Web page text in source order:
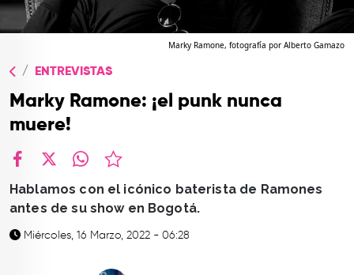
TOP
CONTACTO
Marky Ramone, fotografía por Alberto Gamazo
ENTREVISTAS
Marky Ramone: ¡el punk nunca
muere!
Hablamos con el icónico baterista de Ramones
antes de su show en Bogotá.
Miércoles, 16 Marzo, 2022 - 06:28